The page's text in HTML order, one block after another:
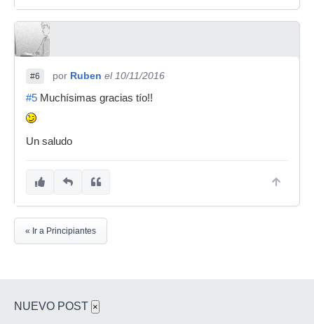
#6 por Ruben el 10/11/2016
#5 Muchísimas gracias tío!!
Un saludo
« Ir a Principiantes
NUEVO POST ×